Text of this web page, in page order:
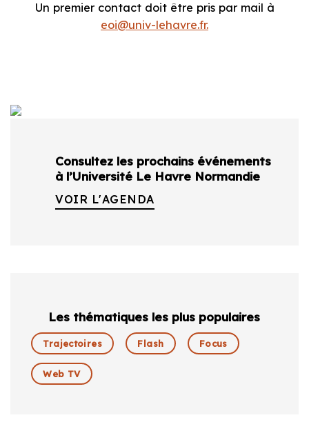
Un premier contact doit être pris par mail à
eoi@univ-lehavre.fr.
Consultez les prochains événements
à l’Université Le Havre Normandie
VOIR L'AGENDA
Les thématiques les plus populaires
Trajectoires Flash Focus
Web TV